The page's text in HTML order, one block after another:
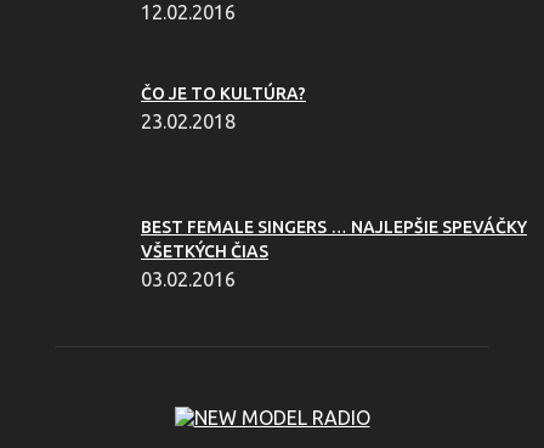
12.02.2016
ČO JE TO KULTÚRA?
23.02.2018
BEST FEMALE SINGERS … NAJLEPŠIE SPEVÁČKY
VŠETKÝCH ČIAS
03.02.2016